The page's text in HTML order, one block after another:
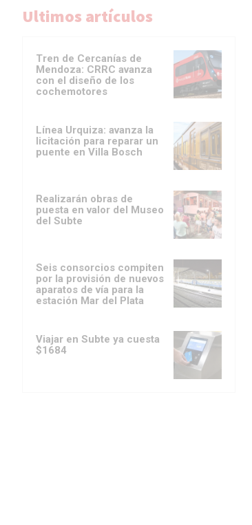
Ultimos artículos
Tren de Cercanías de
Mendoza: CRRC avanza
con el diseño de los
cochemotores
Línea Urquiza: avanza la
licitación para reparar un
puente en Villa Bosch
Realizarán obras de
puesta en valor del Museo
del Subte
Seis consorcios compiten
por la provisión de nuevos
aparatos de vía para la
estación Mar del Plata
Viajar en Subte ya cuesta
$1684